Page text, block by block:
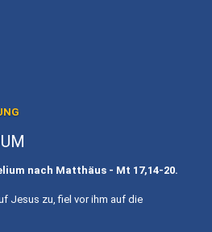
nach Matthäus - Mt 17,14-20.
Jesus zu, fiel vor ihm auf die